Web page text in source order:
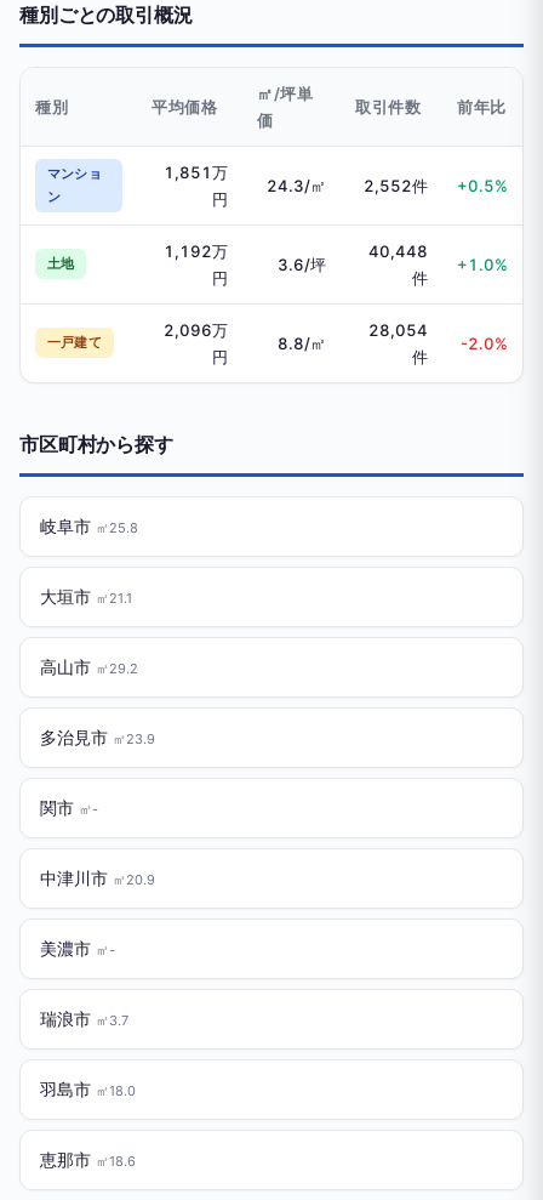
種別ごとの取引概況
種別 平均価格
㎡/坪単
価
取引件数 前年比
マンショ
ン
1,851万
円
24.3/㎡ 2,552件 +0.5%
土地
1,192万
円
3.6/坪
40,448
件
+1.0%
一戸建て
2,096万
円
8.8/㎡
28,054
件
-2.0%
市区町村から探す
岐阜市 ㎡25.8
大垣市 ㎡21.1
高山市 ㎡29.2
多治見市 ㎡23.9
関市 ㎡-
中津川市 ㎡20.9
美濃市 ㎡-
瑞浪市 ㎡3.7
羽島市 ㎡18.0
恵那市 ㎡18.6